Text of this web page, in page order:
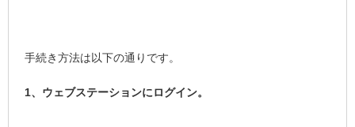
手続き方法は以下の通りです。
1、ウェブステーションにログイン。